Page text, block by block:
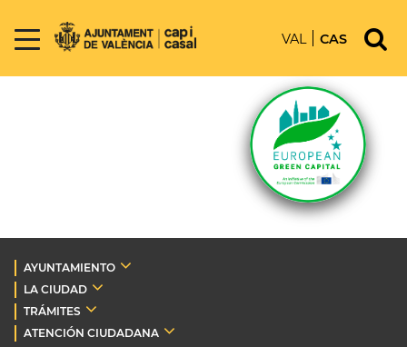
VAL CAS
AYUNTAMIENTO
LA CIUDAD
TRÁMITES
ATENCIÓN CIUDADANA